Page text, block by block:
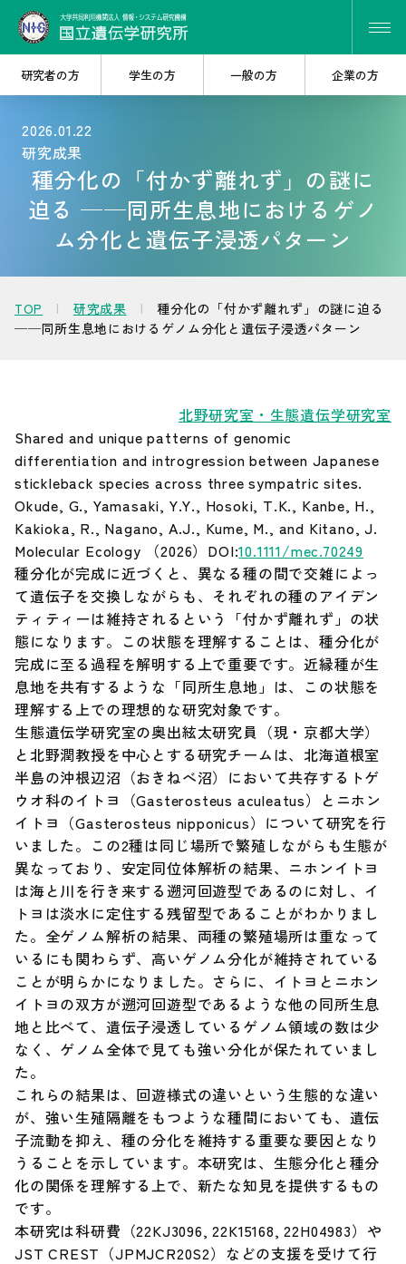
研究・共同研究を
探したい
大学院で
学びたい
知りたい
考えたい
Our Research（最新の研究成果）
お知らせ
遺伝研とは
お問い合わせ
サイトポリシー
サイトマップ
情報公開
調達情報
English
研究者の方 学生の方 一般の方 企業の方
2026.01.22
研究成果
種分化の「付かず離れず」の謎に
迫る ──同所生息地におけるゲノ
ム分化と遺伝子浸透パターン
TOP 研究成果
種分化の「付かず離れず」の謎に迫る
──同所生息地におけるゲノム分化と遺伝子浸透パターン
北野研究室・生態遺伝学研究室
Shared and unique patterns of genomic
differentiation and introgression between Japanese
stickleback species across three sympatric sites.
Okude, G., Yamasaki, Y.Y., Hosoki, T.K., Kanbe, H.,
Kakioka, R., Nagano, A.J., Kume, M., and Kitano, J.
Molecular Ecology （2026）DOI:10.1111/mec.70249
種分化が完成に近づくと、異なる種の間で交雑によっ
て遺伝子を交換しながらも、それぞれの種のアイデン
ティティーは維持されるという「付かず離れず」の状
態になります。この状態を理解することは、種分化が
完成に至る過程を解明する上で重要です。近縁種が生
息地を共有するような「同所生息地」は、この状態を
理解する上での理想的な研究対象です。
生態遺伝学研究室の奥出絃太研究員（現・京都大学）
と北野潤教授を中心とする研究チームは、北海道根室
半島の沖根辺沼（おきねべ沼）において共存するトゲ
ウオ科のイトヨ（Gasterosteus aculeatus）とニホン
イトヨ（Gasterosteus nipponicus）について研究を行
いました。この2種は同じ場所で繁殖しながらも生態が
異なっており、安定同位体解析の結果、ニホンイトヨ
は海と川を行き来する遡河回遊型であるのに対し、イ
トヨは淡水に定住する残留型であることがわかりまし
た。全ゲノム解析の結果、両種の繁殖場所は重なって
いるにも関わらず、高いゲノム分化が維持されている
ことが明らかになりました。さらに、イトヨとニホン
イトヨの双方が遡河回遊型であるような他の同所生息
地と比べて、遺伝子浸透しているゲノム領域の数は少
なく、ゲノム全体で見ても強い分化が保たれていまし
た。
これらの結果は、回遊様式の違いという生態的な違い
が、強い生殖隔離をもつような種間においても、遺伝
子流動を抑え、種の分化を維持する重要な要因となり
うることを示しています。本研究は、生態分化と種分
化の関係を理解する上で、新たな知見を提供するもの
です。
本研究は科研費（22KJ3096, 22K15168, 22H04983）や
JST CREST（JPMJCR20S2）などの支援を受けて行